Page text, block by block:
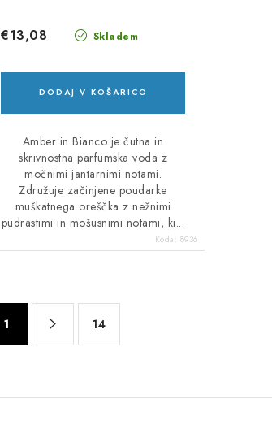
Skladem
€13,08
DODAJ V KOŠARICO
Amber in Bianco je čutna in
skrivnostna parfumska voda z
močnimi jantarnimi notami.
Združuje začinjene poudarke
muškatnega oreščka z nežnimi
pudrastimi in mošusnimi notami, ki...
Koda: 8936
1 14